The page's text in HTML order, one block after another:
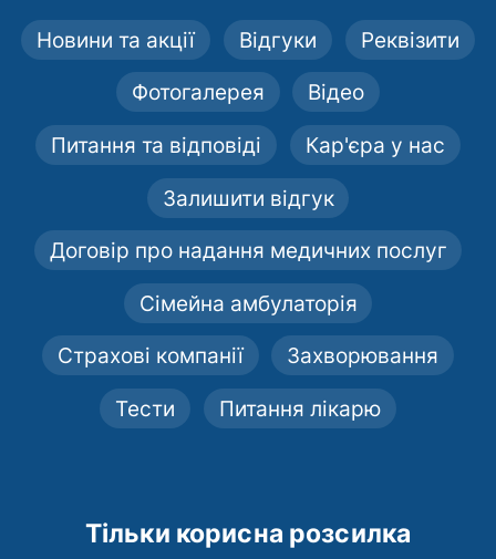
Новини та акції Відгуки Реквізити
Фотогалерея Відео
Питання та відповіді Кар'єра у нас
Залишити відгук
Договір про надання медичних послуг
Сімейна амбулаторія
Страхові компанії Захворювання
Тести Питання лікарю
Тільки корисна розсилка